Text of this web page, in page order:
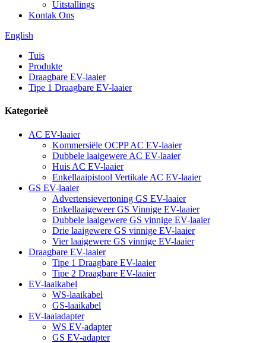
Uitstallings
Kontak Ons
English
Tuis
Produkte
Draagbare EV-laaier
Tipe 1 Draagbare EV-laaier
Kategorieë
AC EV-laaier
Kommersiële OCPP AC EV-laaier
Dubbele laaigewere AC EV-laaier
Huis AC EV-laaier
Enkellaaipistool Vertikale AC EV-laaier
GS EV-laaier
Advertensievertoning GS EV-laaier
Enkellaaigeweer GS Vinnige EV-laaier
Dubbele laaigewere GS vinnige EV-laaier
Drie laaigewere GS vinnige EV-laaier
Vier laaigewere GS vinnige EV-laaier
Draagbare EV-laaier
Tipe 1 Draagbare EV-laaier
Tipe 2 Draagbare EV-laaier
EV-laaikabel
WS-laaikabel
GS-laaikabel
EV-laaiadapter
WS EV-adapter
GS EV-adapter